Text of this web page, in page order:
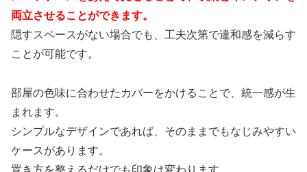
両立させることができます。
隠すスペースがない場合でも、工夫次第で違和感を減らす
ことが可能です。
部屋の色味に合わせたカバーをかけることで、統一感が生
まれます。
シンプルなデザインであれば、そのままでもなじみやすい
ケースがあります。